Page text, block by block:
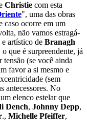
Christie com esta
", uma das obras
caso ocorre em um
não vamos estragá-
artístico de Branagh
que é surpreendente, já
tensão (se você ainda
favor a si mesmo e
(sem
antecessores. No
elenco estelar que
Dench, Johnny Depp,
., Michelle Pfeiffer,